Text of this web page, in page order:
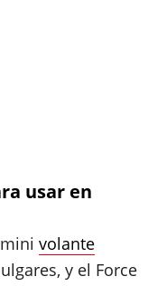
usar en
volante
y el Force